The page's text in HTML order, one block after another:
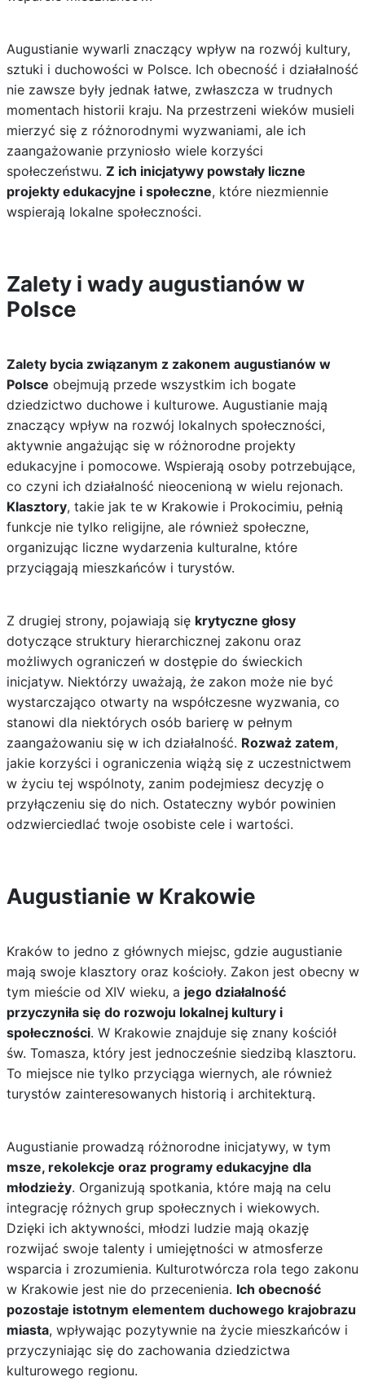
Augustianie wywarli znaczący wpływ na rozwój kultury,
sztuki i duchowości w Polsce. Ich obecność i działalność
nie zawsze były jednak łatwe, zwłaszcza w trudnych
momentach historii kraju. Na przestrzeni wieków musieli
mierzyć się z różnorodnymi wyzwaniami, ale ich
zaangażowanie przyniosło wiele korzyści
społeczeństwu. Z ich inicjatywy powstały liczne
projekty edukacyjne i społeczne, które niezmiennie
wspierają lokalne społeczności.
Zalety i wady augustianów w
Polsce
Zalety bycia związanym z zakonem augustianów w
Polsce obejmują przede wszystkim ich bogate
dziedzictwo duchowe i kulturowe. Augustianie mają
znaczący wpływ na rozwój lokalnych społeczności,
aktywnie angażując się w różnorodne projekty
edukacyjne i pomocowe. Wspierają osoby potrzebujące,
co czyni ich działalność nieocenioną w wielu rejonach.
Klasztory, takie jak te w Krakowie i Prokocimiu, pełnią
funkcje nie tylko religijne, ale również społeczne,
organizując liczne wydarzenia kulturalne, które
przyciągają mieszkańców i turystów.
Z drugiej strony, pojawiają się krytyczne głosy
dotyczące struktury hierarchicznej zakonu oraz
możliwych ograniczeń w dostępie do świeckich
inicjatyw. Niektórzy uważają, że zakon może nie być
wystarczająco otwarty na współczesne wyzwania, co
stanowi dla niektórych osób barierę w pełnym
zaangażowaniu się w ich działalność. Rozważ zatem,
jakie korzyści i ograniczenia wiążą się z uczestnictwem
w życiu tej wspólnoty, zanim podejmiesz decyzję o
przyłączeniu się do nich. Ostateczny wybór powinien
odzwierciedlać twoje osobiste cele i wartości.
Augustianie w Krakowie
Kraków to jedno z głównych miejsc, gdzie augustianie
mają swoje klasztory oraz kościoły. Zakon jest obecny w
tym mieście od XIV wieku, a jego działalność
przyczyniła się do rozwoju lokalnej kultury i
społeczności. W Krakowie znajduje się znany kościół
św. Tomasza, który jest jednocześnie siedzibą klasztoru.
To miejsce nie tylko przyciąga wiernych, ale również
turystów zainteresowanych historią i architekturą.
Augustianie prowadzą różnorodne inicjatywy, w tym
msze, rekolekcje oraz programy edukacyjne dla
młodzieży. Organizują spotkania, które mają na celu
integrację różnych grup społecznych i wiekowych.
Dzięki ich aktywności, młodzi ludzie mają okazję
rozwijać swoje talenty i umiejętności w atmosferze
wsparcia i zrozumienia. Kulturotwórcza rola tego zakonu
w Krakowie jest nie do przecenienia. Ich obecność
pozostaje istotnym elementem duchowego krajobrazu
miasta, wpływając pozytywnie na życie mieszkańców i
przyczyniając się do zachowania dziedzictwa
kulturowego regionu.